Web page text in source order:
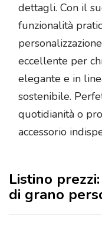
dettagli. Con il
funzionalità
eccellente per
elegante e in
sostenibile.
quotidianità o
accessorio
Listino
di grano